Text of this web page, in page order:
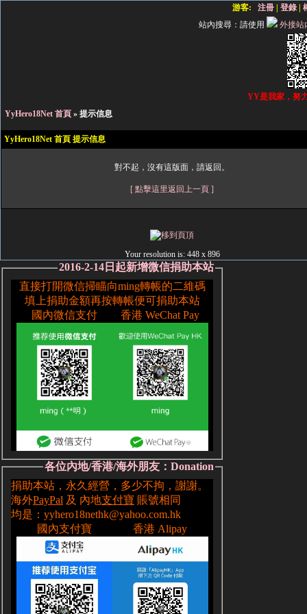
游客: 注冊 登錄
站內搜尋： 請使用 外接站
YY是我家，努
YyHero18Net 首頁» 提示信息
YyHero18Net 首頁 提示信息
對不起，沒有這版面，請返回。
[ 點擊這里返回上一頁 ]
Your resolution is: 448 x 896
2016-2-14日起新增微信捐助本站
各位內地/香港/海外朋友：Donation